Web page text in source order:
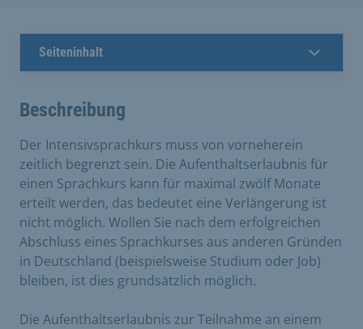
Seiteninhalt
Beschreibung
Der Intensivsprachkurs muss von vorneherein
zeitlich begrenzt sein. Die Aufenthaltserlaubnis für
einen Sprachkurs kann für maximal zwölf Monate
erteilt werden, das bedeutet eine Verlängerung ist
nicht möglich. Wollen Sie nach dem erfolgreichen
Abschluss eines Sprachkurses aus anderen Gründen
in Deutschland (beispielsweise Studium oder Job)
bleiben, ist dies grundsätzlich möglich.
Die Aufenthaltserlaubnis zur Teilnahme an einem